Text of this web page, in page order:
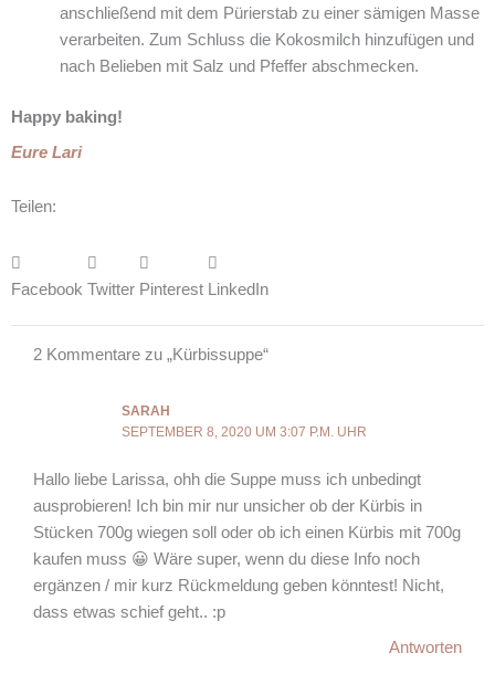
anschließend mit dem Pürierstab zu einer sämigen Masse
verarbeiten. Zum Schluss die Kokosmilch hinzufügen und
nach Belieben mit Salz und Pfeffer abschmecken.
Happy baking!
Eure Lari
Teilen:
Facebook Twitter Pinterest LinkedIn
2 Kommentare zu „Kürbissuppe“
SARAH
SEPTEMBER 8, 2020 UM 3:07 P.M. UHR
Hallo liebe Larissa, ohh die Suppe muss ich unbedingt
ausprobieren! Ich bin mir nur unsicher ob der Kürbis in
Stücken 700g wiegen soll oder ob ich einen Kürbis mit 700g
kaufen muss 😀 Wäre super, wenn du diese Info noch
ergänzen / mir kurz Rückmeldung geben könntest! Nicht,
dass etwas schief geht.. :p
Antworten